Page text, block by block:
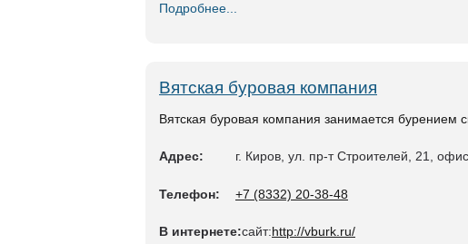
Подробнее...
Вятская буровая компания
Вятская буровая компания занимается бурением
Адрес: г. Киров, ул. пр-т Строителей, 21,
Телефон: +7 (8332) 20-38-48
В интернете:сайт:http://vburk.ru/